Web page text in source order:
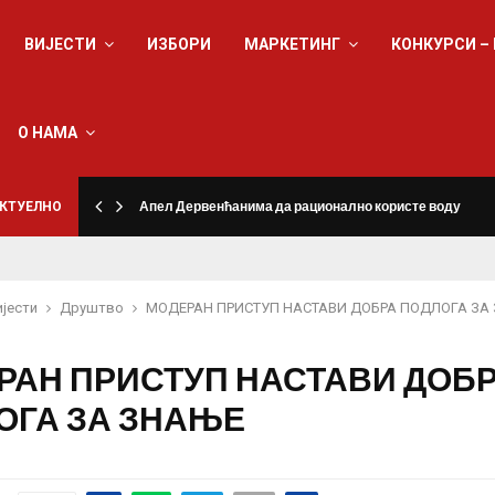
ВИЈЕСТИ ИЗБОРИ МАРКЕТИНГ КОНКУРСИ
О НАМА
Апел Дервенћанима да рационално користе воду
Друштво МОДЕРАН ПРИСТУП НАСТАВИ ДОБРА ПОДЛОГА
ПРИСТУП НАСТАВИ
ЗА ЗНАЊЕ